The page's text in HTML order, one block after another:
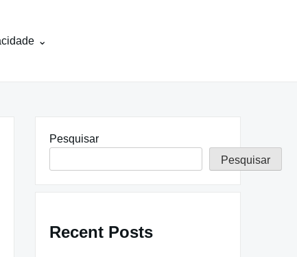
Pesquisar
Pesquisar
Recent Posts